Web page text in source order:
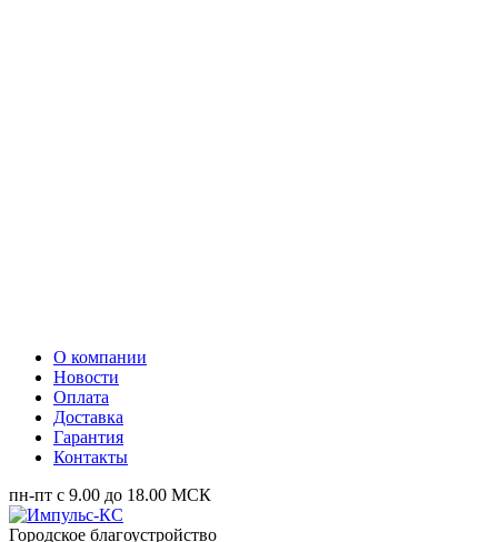
О компании
Новости
Оплата
Доставка
Гарантия
Контакты
пн-пт с 9.00 до 18.00 МСК
Городское благоустройство